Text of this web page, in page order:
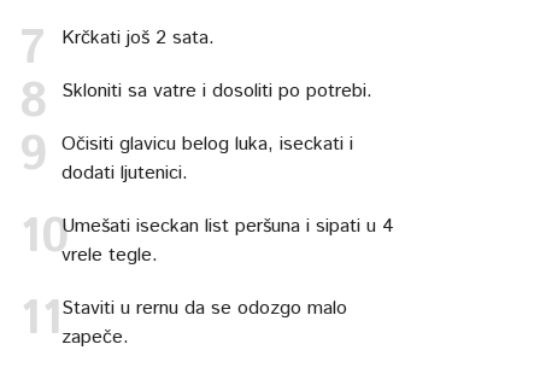
Krčkati još 2 sata.
Skloniti sa vatre i dosoliti po potrebi.
Očisiti glavicu belog luka, iseckati i
dodati ljutenici.
Umešati iseckan list peršuna i sipati u 4
vrele tegle.
Staviti u rernu da se odozgo malo
zapeče.